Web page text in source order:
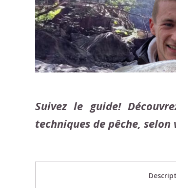
Suivez le guide!
techniques de pêche, selon